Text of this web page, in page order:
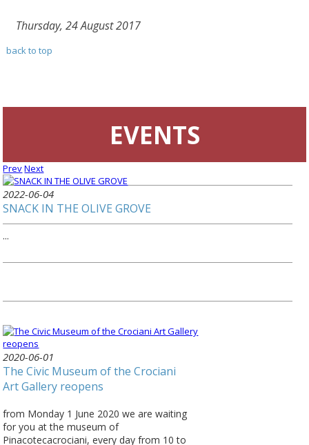
Thursday, 24 August 2017
back to top
EVENTS
PrevNext
2022-06-04
SNACK IN THE OLIVE GROVE
...
2020-06-01
The Civic Museum of the Crociani
Art Gallery reopens
from Monday 1 June 2020 we are waiting
for you at the museum of
Pinacotecacrociani, every day from 10 to